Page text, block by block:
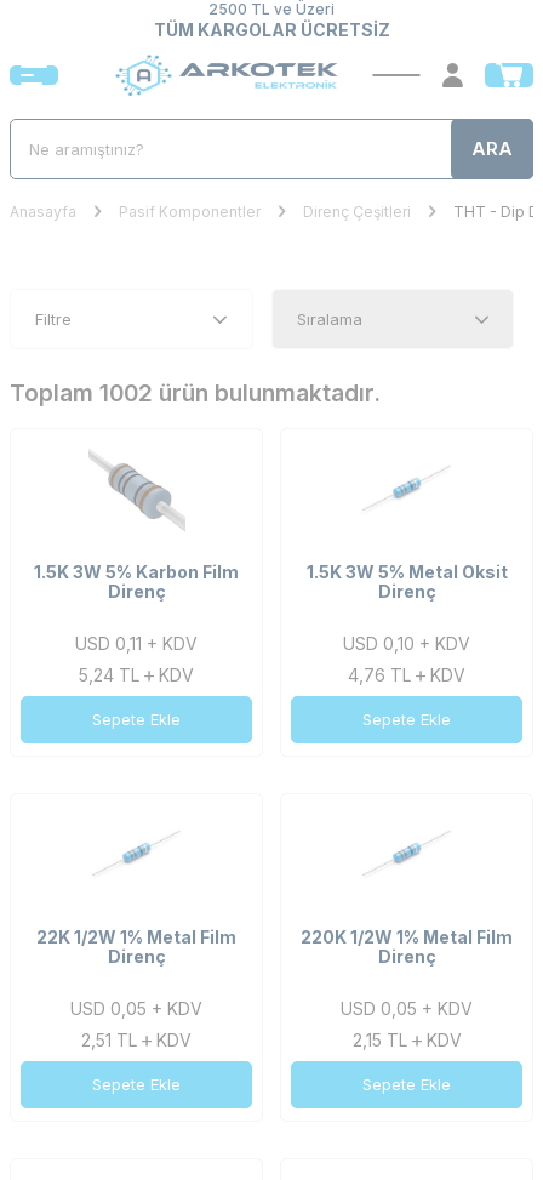
2500 TL ve Üzeri
TÜM KARGOLAR ÜCRETSİZ
ARA
Anasayfa Pasif Komponentler Direnç Çeşitleri THT - Dip
Filtre
Toplam 1002 ürün bulunmaktadır.
1.5K 3W 5% Karbon Film
Direnç
USD 0,11 + KDV
5,24 TL KDV
Sepete Ekle
1.5K 3W 5% Metal Oksit
Direnç
USD 0,10 + KDV
4,76 TL KDV
Sepete Ekle
22K 1/2W 1% Metal Film
Direnç
USD 0,05 + KDV
2,51 TL KDV
Sepete Ekle
220K 1/2W 1% Metal Film
Direnç
USD 0,05 + KDV
2,15 TL KDV
Sepete Ekle